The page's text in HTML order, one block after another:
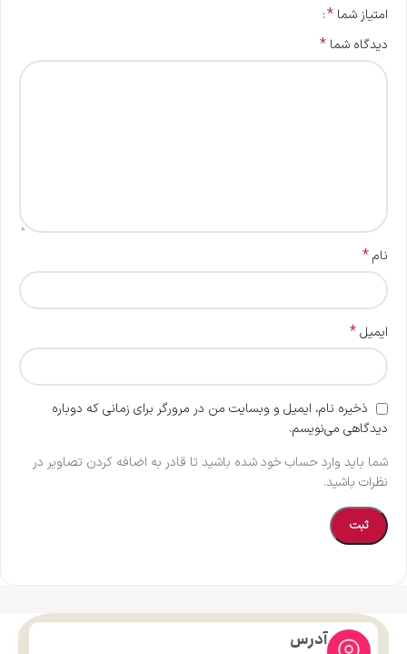
امتیاز شما *
دیدگاه شما *
نام*
ایمیل*
ذخیره نام، ایمیل و وبسایت من در مرورگر برای زمانی که دوباره
دیدگاهی می‌نویسم.
شما باید وارد حساب خود شده باشید تا قادر به اضافه کردن تصاویر در
نظرات باشید.
آدرس